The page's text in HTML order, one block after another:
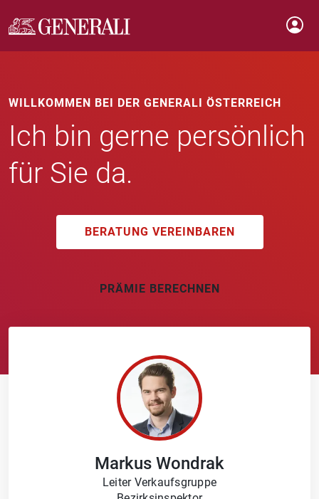
WILLKOMMEN BEI DER GENERALI ÖSTERREICH
Ich bin gerne persönlich
für Sie da.
BERATUNG VEREINBAREN
PRÄMIE BERECHNEN
Markus Wondrak
Leiter Verkaufsgruppe